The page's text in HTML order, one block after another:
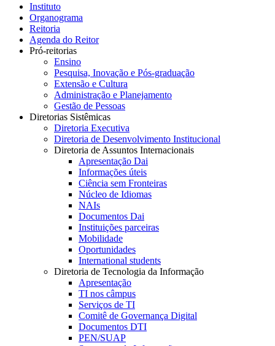
Instituto
Organograma
Reitoria
Agenda do Reitor
Pró-reitorias
Ensino
Pesquisa, Inovação e Pós-graduação
Extensão e Cultura
Administração e Planejamento
Gestão de Pessoas
Diretorias Sistêmicas
Diretoria Executiva
Diretoria de Desenvolvimento Institucional
Diretoria de Assuntos Internacionais
Apresentação Dai
Informações úteis
Ciência sem Fronteiras
Núcleo de Idiomas
NAIs
Documentos Dai
Instituições parceiras
Mobilidade
Oportunidades
International students
Diretoria de Tecnologia da Informação
Apresentação
TI nos câmpus
Serviços de TI
Comitê de Governança Digital
Documentos DTI
PEN/SUAP